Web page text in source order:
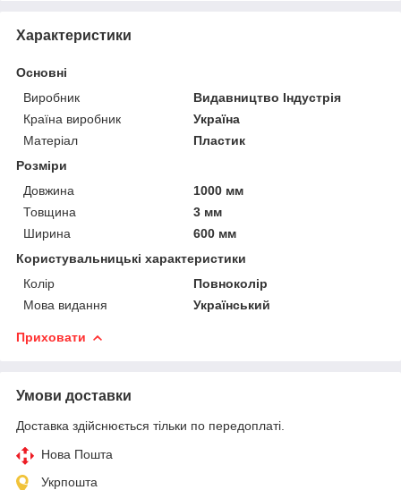
Характеристики
Основні
Виробник
Видавництво Індустрія
Країна виробник
Україна
Матеріал
Пластик
Розміри
Довжина
1000 мм
Товщина
3 мм
Ширина
600 мм
Користувальницькі характеристики
Колір
Повноколір
Мова видання
Український
Приховати
Умови доставки
Доставка здійснюється тільки по передоплаті.
Нова Пошта
Укрпошта